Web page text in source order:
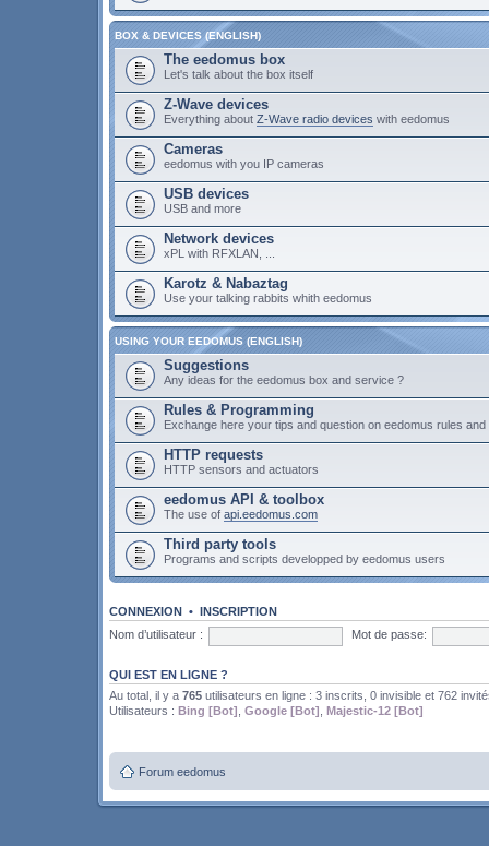
BOX & DEVICES (ENGLISH)
The eedomus box
Let's talk about the box itself
Z-Wave devices
Everything about Z-Wave radio devices with eedomus
Cameras
eedomus with you IP cameras
USB devices
USB and more
Network devices
xPL with RFXLAN, ...
Karotz & Nabaztag
Use your talking rabbits whith eedomus
USING YOUR EEDOMUS (ENGLISH)
Suggestions
Any ideas for the eedomus box and service ?
Rules & Programming
Exchange here your tips and question on eedomus rules and
HTTP requests
HTTP sensors and actuators
eedomus API & toolbox
The use of api.eedomus.com
Third party tools
Programs and scripts developped by eedomus users
CONNEXION • INSCRIPTION
Nom d’utilisateur :
Mot de passe:
QUI EST EN LIGNE ?
Au total, il y a 765 utilisateurs en ligne : 3 inscrits, 0 invisible et 762
Utilisateurs : Bing [Bot] Google [Bot] Majestic-12 [Bot]
Forum eedomus